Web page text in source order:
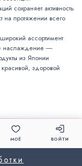
сохраняет активность
на протяжении всего
ассортимент
наслаждение ―
из Японии
здоровой
МОЁ ВОЙТИ